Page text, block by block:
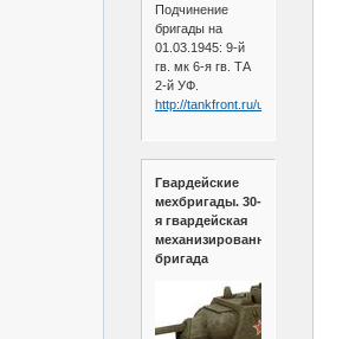
Подчинение
бригады на
01.03.1945: 9-й
гв. мк 6-я гв. ТА
2-й УФ.
http://tankfront.ru/ussr/mbr/
Гвардейские
мехбригады. 30-
я гвардейская
механизированная
бригада